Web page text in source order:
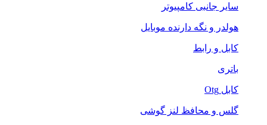
سایر جانبی کامپیوتر
هولدر و نگه دارنده موبایل
کابل و رابط
باتری
کابل Otg
گلس و محافظ لنز گوشی